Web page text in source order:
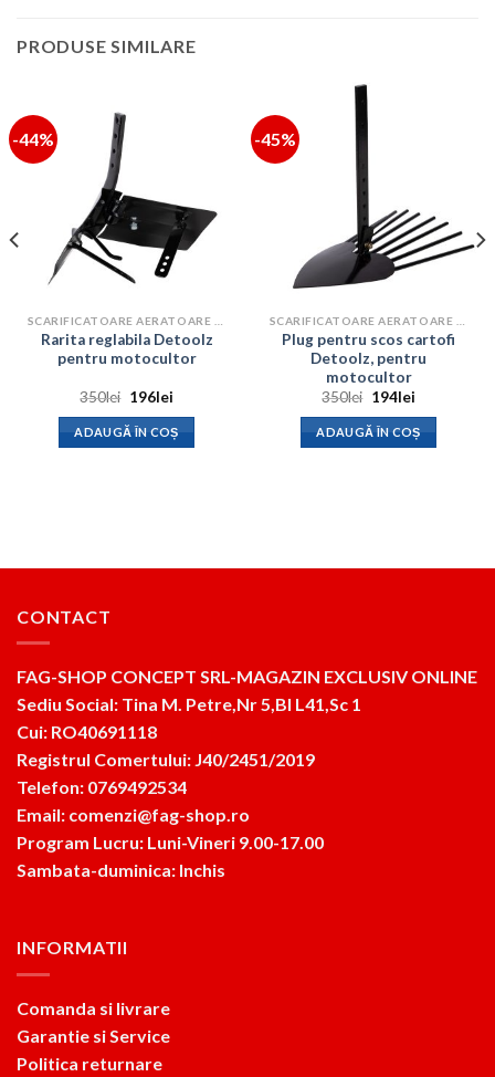
PRODUSE SIMILARE
-44%
Rarita reglabila Detoolz
pentru motocultor
350lei Prețul
a
fost:
350lei.
196leiPrețul
este:
196lei.
ADAUGĂ ÎN COȘ
-45%
Plug pentru scos cartofi
Detoolz, pentru
motocultor
350lei Prețul
a
fost:
350lei.
194leiPrețul
este:
194lei.
ADAUGĂ ÎN COȘ
CONTACT
FAG-SHOP CONCEPT SRL-MAGAZIN EXCLUSIV ONLINE
Sediu Social: Tina M. Petre,Nr 5,Bl L41,Sc 1
Cui: RO40691118
Registrul Comertului: J40/2451/2019
Telefon: 0769492534
Email: comenzi@fag-shop.ro
Program Lucru: Luni-Vineri 9.00-17.00
Sambata-duminica: Inchis
INFORMATII
Comanda si livrare
Garantie si Service
Politica returnare